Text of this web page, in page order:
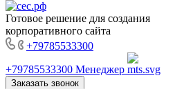
Готовое решение для создания
корпоративного сайта
+79785533300
+79785533300 Менеджер
Заказать звонок